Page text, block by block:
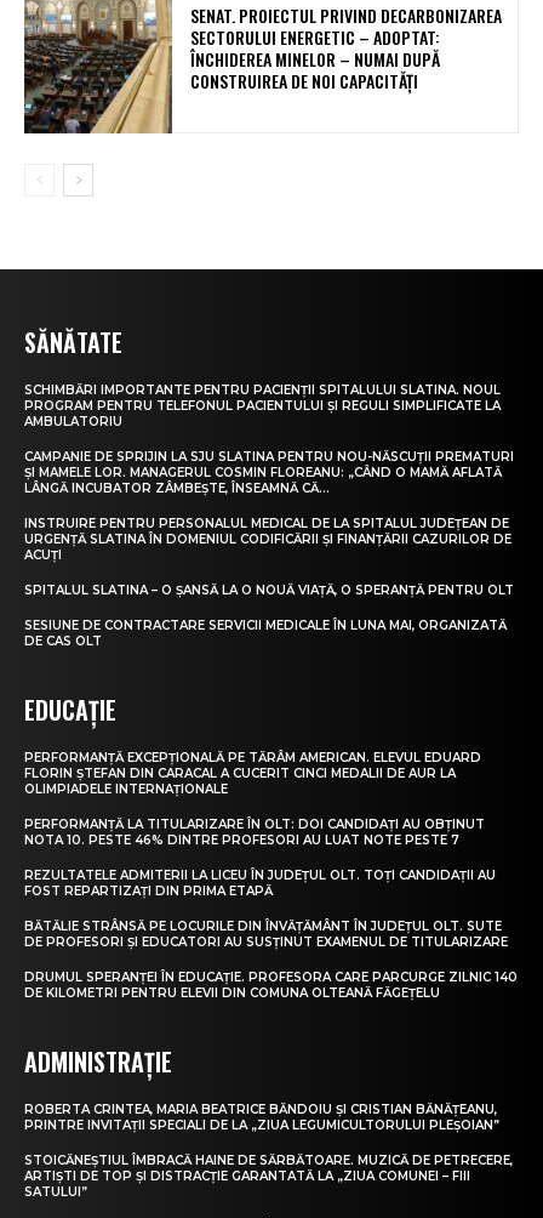
SENAT. PROIECTUL PRIVIND DECARBONIZAREA
SECTORULUI ENERGETIC – ADOPTAT:
ÎNCHIDEREA MINELOR – NUMAI DUPĂ
CONSTRUIREA DE NOI CAPACITĂȚI
SĂNĂTATE
SCHIMBĂRI IMPORTANTE PENTRU PACIENȚII SPITALULUI SLATINA. NOUL
PROGRAM PENTRU TELEFONUL PACIENTULUI ȘI REGULI SIMPLIFICATE LA
AMBULATORIU
CAMPANIE DE SPRIJIN LA SJU SLATINA PENTRU NOU-NĂSCUȚII PREMATURI
ȘI MAMELE LOR. MANAGERUL COSMIN FLOREANU: „CÂND O MAMĂ AFLATĂ
LÂNGĂ INCUBATOR ZÂMBEȘTE, ÎNSEAMNĂ CĂ...
INSTRUIRE PENTRU PERSONALUL MEDICAL DE LA SPITALUL JUDEȚEAN DE
URGENȚĂ SLATINA ÎN DOMENIUL CODIFICĂRII ȘI FINANȚĂRII CAZURILOR DE
ACUȚI
SPITALUL SLATINA – O ȘANSĂ LA O NOUĂ VIAȚĂ, O SPERANȚĂ PENTRU OLT
SESIUNE DE CONTRACTARE SERVICII MEDICALE ÎN LUNA MAI, ORGANIZATĂ
DE CAS OLT
EDUCAȚIE
PERFORMANȚĂ EXCEPȚIONALĂ PE TĂRÂM AMERICAN. ELEVUL EDUARD
FLORIN ȘTEFAN DIN CARACAL A CUCERIT CINCI MEDALII DE AUR LA
OLIMPIADELE INTERNAȚIONALE
PERFORMANȚĂ LA TITULARIZARE ÎN OLT: DOI CANDIDAȚI AU OBȚINUT
NOTA 10. PESTE 46% DINTRE PROFESORI AU LUAT NOTE PESTE 7
REZULTATELE ADMITERII LA LICEU ÎN JUDEȚUL OLT. TOȚI CANDIDAȚII AU
FOST REPARTIZAȚI DIN PRIMA ETAPĂ
BĂTĂLIE STRÂNSĂ PE LOCURILE DIN ÎNVĂȚĂMÂNT ÎN JUDEȚUL OLT. SUTE
DE PROFESORI ȘI EDUCATORI AU SUSȚINUT EXAMENUL DE TITULARIZARE
DRUMUL SPERANȚEI ÎN EDUCAȚIE. PROFESORA CARE PARCURGE ZILNIC 140
DE KILOMETRI PENTRU ELEVII DIN COMUNA OLTEANĂ FĂGEȚELU
ADMINISTRAȚIE
ROBERTA CRINTEA, MARIA BEATRICE BĂNDOIU ȘI CRISTIAN BĂNĂȚEANU,
PRINTRE INVITAȚII SPECIALI DE LA „ZIUA LEGUMICULTORULUI PLEȘOIAN”
STOICĂNEȘTIUL ÎMBRACĂ HAINE DE SĂRBĂTOARE. MUZICĂ DE PETRECERE,
ARTIȘTI DE TOP ȘI DISTRACȚIE GARANTATĂ LA „ZIUA COMUNEI – FIII
SATULUI”